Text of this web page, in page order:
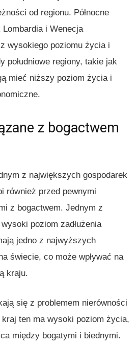
od regionu. Północne
i Wenecja
wysokiego poziomu życia i
południowe regiony, takie jak
mieć niższy poziom życia i
z bogactwem
z największych gospodarek
również przed pewnymi
z bogactwem. Jednym z
poziom zadłużenia
jedno z najwyższych
świecie, co może wpływać na
kraju.
się z problemem nierówności
kraj ten ma wysoki poziom życia,
między bogatymi i biednymi.